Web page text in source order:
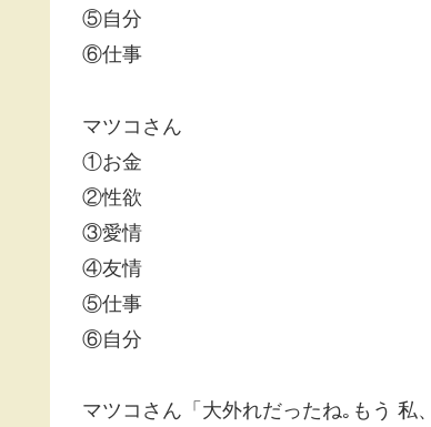
⑤自分
⑥仕事
マツコさん
①お金
②性欲
③愛情
④友情
⑤仕事
⑥自分
マツコさん「大外れだったね｡もう 私